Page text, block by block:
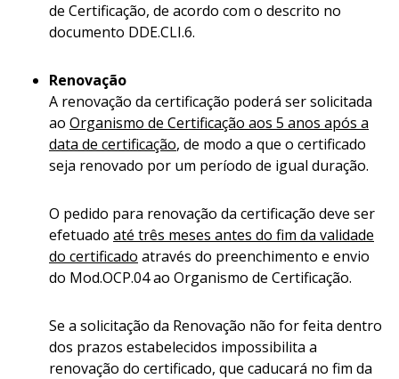
de Certificação, de acordo com o descrito no
documento DDE.CLI.6.
Renovação
A renovação da certificação poderá ser solicitada
ao Organismo de Certificação aos 5 anos após a
data de certificação, de modo a que o certificado
seja renovado por um período de igual duração.
O pedido para renovação da certificação deve ser
efetuado até três meses antes do fim da validade
do certificado através do preenchimento e envio
do Mod.OCP.04 ao Organismo de Certificação.
Se a solicitação da Renovação não for feita dentro
dos prazos estabelecidos impossibilita a
renovação do certificado, que caducará no fim da